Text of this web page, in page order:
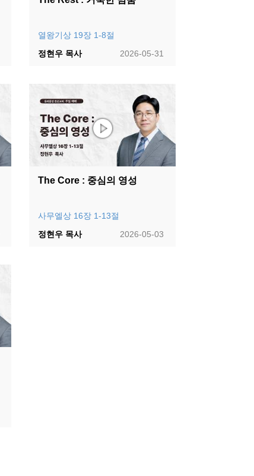
열왕기상 19장 1-8절
2026-05-31
정현우 목사
The Core : 중심의 영성
사무엘상 16장 1-13절
2026-05-03
정현우 목사